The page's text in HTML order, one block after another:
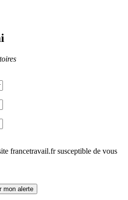
francetravail.fr susceptible de vous
mon alerte